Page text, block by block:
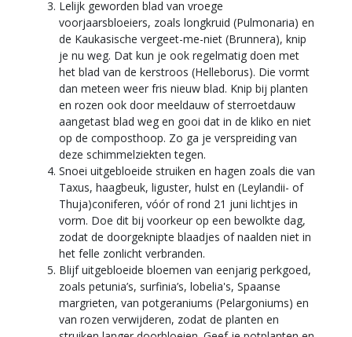
Lelijk geworden blad van vroege
voorjaarsbloeiers, zoals longkruid (Pulmonaria) en
de Kaukasische vergeet-me-niet (Brunnera), knip
je nu weg. Dat kun je ook regelmatig doen met
het blad van de kerstroos (Helleborus). Die vormt
dan meteen weer fris nieuw blad. Knip bij planten
en rozen ook door meeldauw of sterroetdauw
aangetast blad weg en gooi dat in de kliko en niet
op de composthoop. Zo ga je verspreiding van
deze schimmelziekten tegen.
Snoei uitgebloeide struiken en hagen zoals die van
Taxus, haagbeuk, liguster, hulst en (Leylandii- of
Thuja)coniferen, vóór of rond 21 juni lichtjes in
vorm. Doe dit bij voorkeur op een bewolkte dag,
zodat de doorgeknipte blaadjes of naalden niet in
het felle zonlicht verbranden.
Blijf uitgebloeide bloemen van eenjarig perkgoed,
zoals petunia’s, surfinia’s, lobelia's, Spaanse
margrieten, van potgeraniums (Pelargoniums) en
van rozen verwijderen, zodat de planten en